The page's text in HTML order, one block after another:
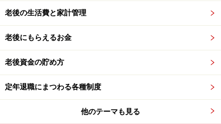
退職は、募集ごとに優遇内容が異なります。1回の募集
集を複数回行うこともあり、回を重ねるごとに優遇内容
は悪くなる傾向があります。
早期希望退職募集の場合の割り増し退職金は、企業業績
や経営状況、募集理由、対象者の年齢など諸条件で異な
月分程度を上乗せ」が多いようです。
老後の生活費と家計管理
老後にもらえるお金
老後資金の貯め方
定年退職にまつわる各種制度
他のテーマも見る